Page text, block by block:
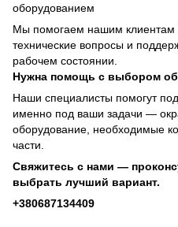
оборудованием
Мы помогаем нашим
технические вопросы и
рабочем состоянии.
Нужна помощь с выбором
Наши специалисты помогут
именно под ваши задачи —
оборудование, необходимые
части.
Свяжитесь с нами —
выбрать лучший вариант.
+380687134409